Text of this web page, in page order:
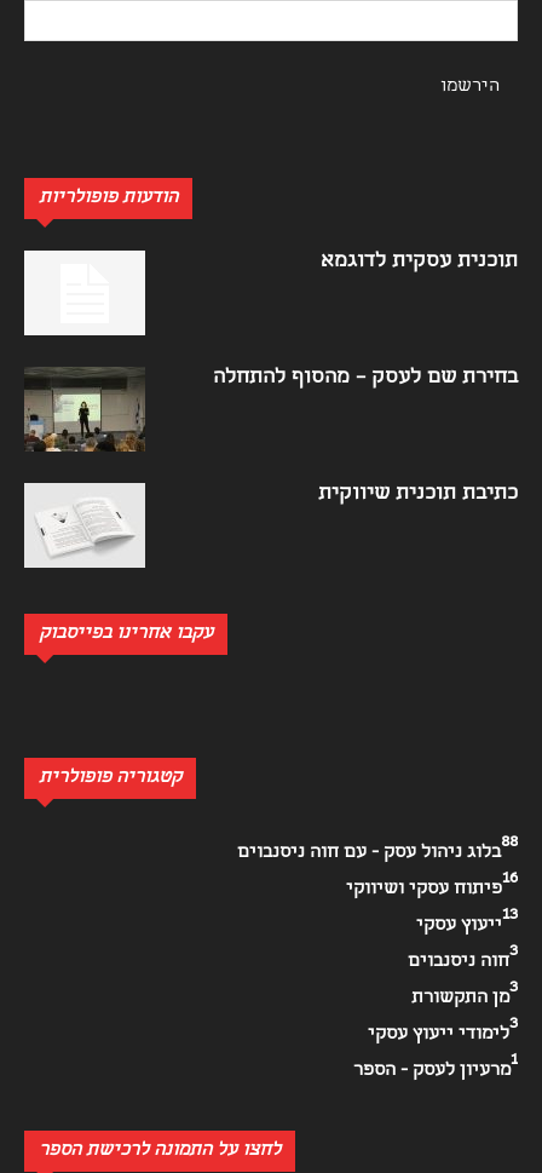
הודעות פופולריות
תוכנית עסקית לדוגמא
בחירת שם לעסק – מהסוף להתחלה
כתיבת תוכנית שיווקית
עקבו אחרינו בפייסבוק
קטגוריה פופולרית
בלוג ניהול עסק - עם חוה ניסנבוים
88
פיתוח עסקי ושיווקי
16
ייעוץ עסקי
13
חוה ניסנבוים
3
מן התקשורת
3
לימודי ייעוץ עסקי
3
מרעיון לעסק - הספר
1
לחצו על התמונה לרכישת הספר